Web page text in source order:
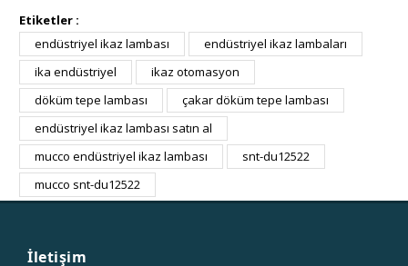
Etiketler :
endüstriyel ikaz lambası
endüstriyel ikaz lambaları
ika endüstriyel
ikaz otomasyon
döküm tepe lambası
çakar döküm tepe lambası
endüstriyel ikaz lambası satın al
mucco endüstriyel ikaz lambası
snt-du12522
mucco snt-du12522
İletişim